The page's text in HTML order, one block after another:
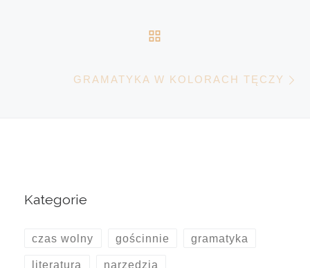
GRAMATYKA W KOLORACH TĘCZY
Kategorie
czas wolny gościnnie gramatyka
literatura narzędzia